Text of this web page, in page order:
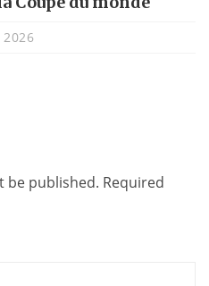
be published. Required